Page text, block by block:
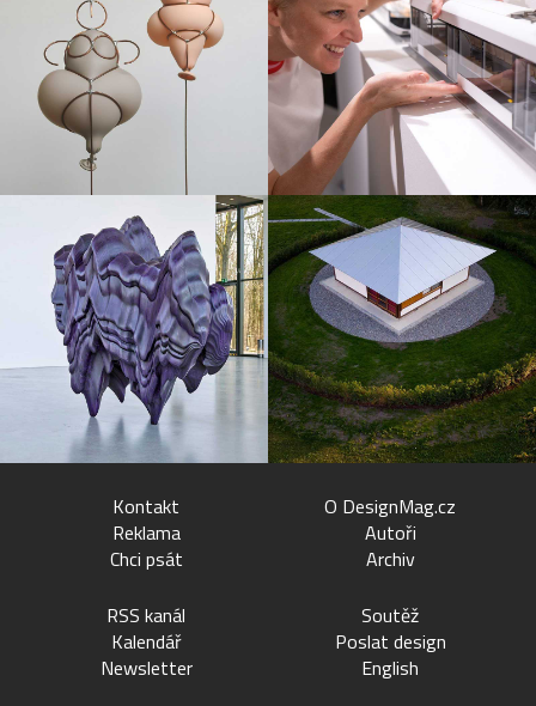
Kontakt
Reklama
Chci psát
O DesignMag.cz
Autoři
Archiv
RSS kanál
Kalendář
Newsletter
Soutěž
Poslat design
English